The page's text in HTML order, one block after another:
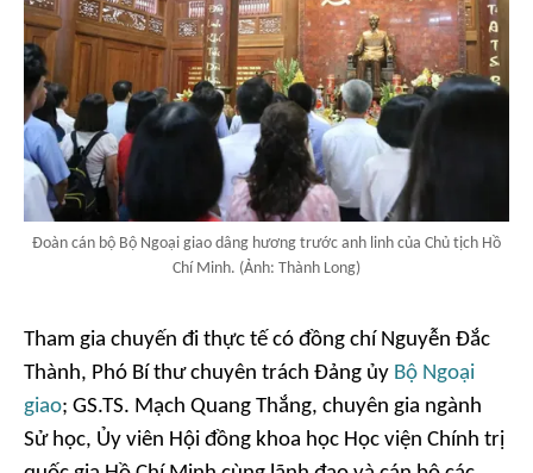
Đoàn cán bộ Bộ Ngoại giao dâng hương trước anh linh của Chủ tịch Hồ
Chí Minh. (Ảnh: Thành Long)
Tham gia chuyến đi thực tế có đồng chí Nguyễn Đắc
Thành, Phó Bí thư chuyên trách Đảng ủy Bộ Ngoại
giao; GS.TS. Mạch Quang Thắng, chuyên gia ngành
Sử học, Ủy viên Hội đồng khoa học Học viện Chính trị